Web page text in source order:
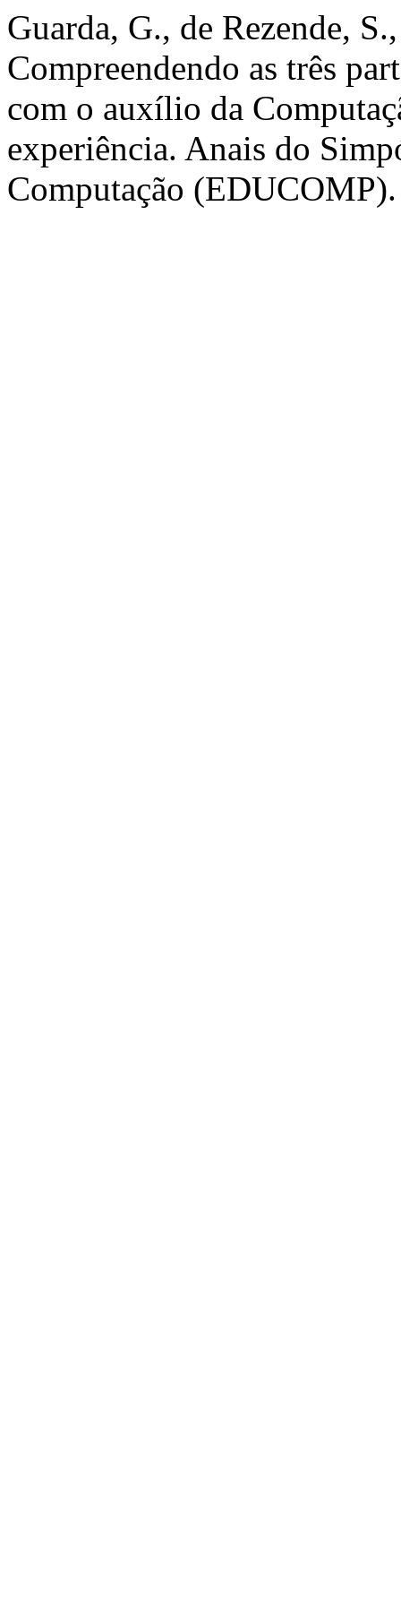
Guarda, G., de Rezende,
Compreendendo as três
com o auxílio da
experiência. Anais do
Computação